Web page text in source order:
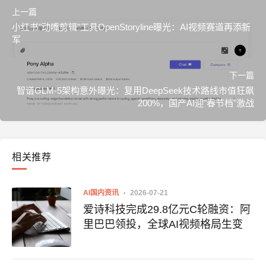
上一篇
小红书"动嘴剪辑"工具OpenStoryline曝光：AI视频赛道再添新
军
下一篇
智谱GLM-5架构意外曝光：复用DeepSeek技术路线市值狂飙
200%，国产AI迎"春节档"激战
相关推荐
AI国内资讯 2026-07-21
爱诗科技完成29.8亿元C轮融资：阿
里巴巴领投，全球AI视频格局生变